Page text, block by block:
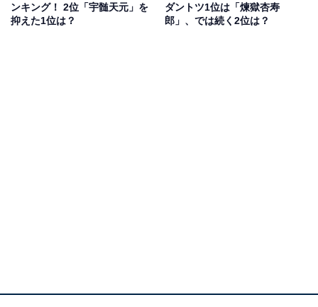
そうだから」（30代女性／東京都）、「可愛い弟みたい
な部下になってくれそう」（20代女性／東京都）といっ
ンキング！ 2位「宇髄天元」を
抑えた1位は？
ダントツ1位は「煉獄杏寿
郎」、では続く2位は？